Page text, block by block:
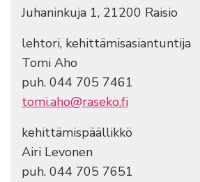
Juhaninkuja 1, 21200 Raisio
lehtori, kehittämisasiantuntija
Tomi Aho
puh. 044 705 7461
tomi.aho@raseko.fi
kehittämispäällikkö
Airi Levonen
puh. 044 705 7651